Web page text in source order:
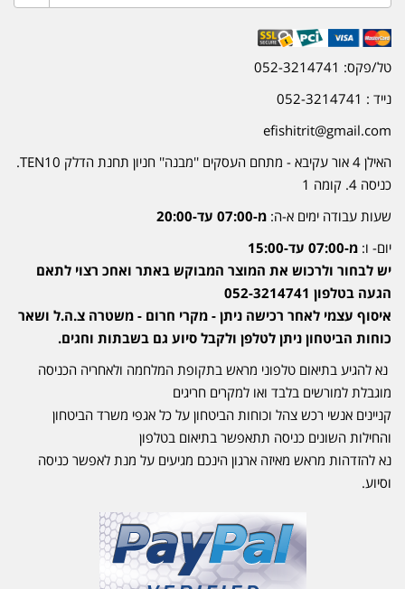
טל/פקס: 052-3214741
נייד : 052-3214741
efishitrit@gmail.com
האילן 4 אור עקיבא - מתחם העסקים ''מבנה'' חניון תחנת הדלק TEN10.
כניסה 4. קומה 1
שעות עבודה ימים א-ה: מ-07:00 עד-20:00
יום- ו: מ-07:00 עד-15:00
יש לבחור ולרכוש את המוצר המבוקש באתר ואחכ רצוי לתאם
הגעה בטלפון 052-3214741
איסוף עצמי לאחר רכישה ניתן - מקרי חרום - משטרה צ.ה.ל ושאר
כוחות הביטחון ניתן לטלפן ולקבל סיוע גם בשבתות וחגים.
נא להגיע בתיאום טלפוני מראש בתקופת המלחמה ולאחריה הכניסה
מוגבלת למורשים בלבד ואו למקרים חריגים
קניינים אנשי רכש צהל וכוחות הביטחון על כל אגפי משרד הביטחון
והחילות השונים כניסה תתאפשר בתיאום בטלפון
נא להזדהות מראש מאיזה ארגון הינכם מגיעים על מנת לאפשר כניסה
וסיוע.